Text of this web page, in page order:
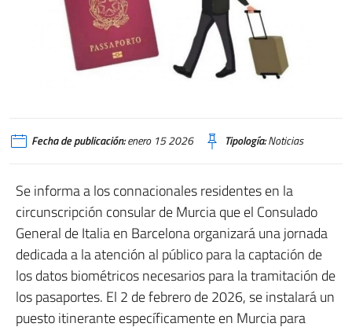
Fecha de publicación:enero 15 2026 Tipología:Noticias
Se informa a los connacionales residentes en la
circunscripción consular de Murcia que el Consulado
General de Italia en Barcelona organizará una jornada
dedicada a la atención al público para la captación de
los datos biométricos necesarios para la tramitación de
los pasaportes. El 2 de febrero de 2026, se instalará un
puesto itinerante específicamente en Murcia para